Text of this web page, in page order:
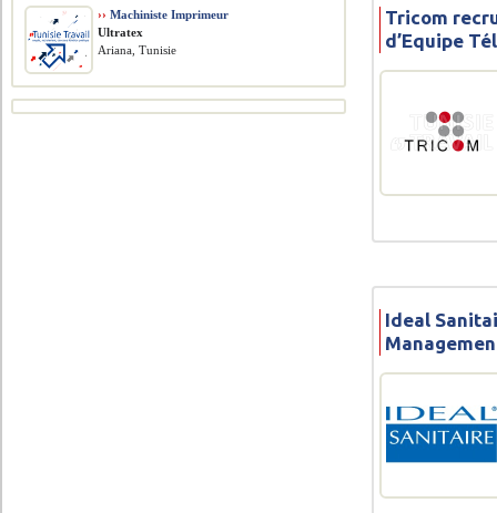
Tricom
d’Equipe
Ideal
›› Machiniste Imprimeur
Ultratex
Ariana, Tunisie